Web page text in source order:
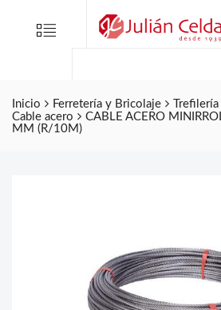
Menu
Inicio Ferretería y Bricolaje Trefilería
Cable acero
CABLE ACERO
MM (R/10M)
Folletos
Contacto